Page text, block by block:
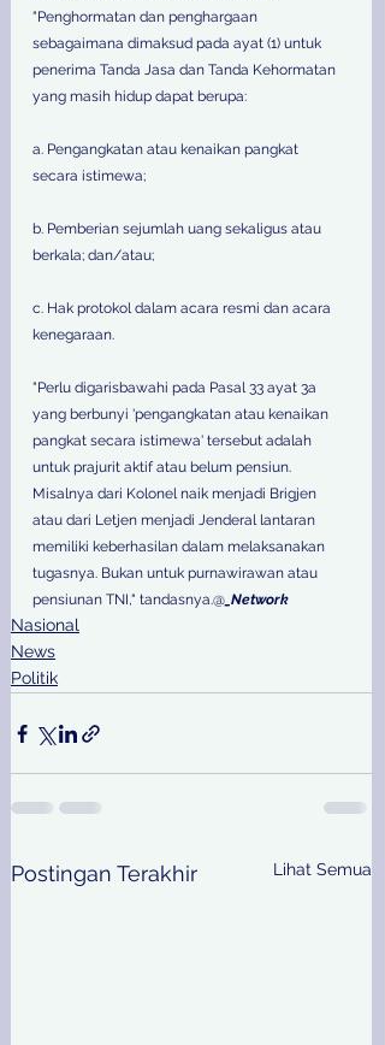
"Penghormatan dan penghargaan
sebagaimana dimaksud pada ayat (1) untuk
penerima Tanda Jasa dan Tanda Kehormatan
yang masih hidup dapat berupa:
a. Pengangkatan atau kenaikan pangkat
secara istimewa;
b. Pemberian sejumlah uang sekaligus atau
berkala; dan/atau;
c. Hak protokol dalam acara resmi dan acara
kenegaraan.
"Perlu digarisbawahi pada Pasal 33 ayat 3a
yang berbunyi 'pengangkatan atau kenaikan
pangkat secara istimewa' tersebut adalah
untuk prajurit aktif atau belum pensiun.
Misalnya dari Kolonel naik menjadi Brigjen
atau dari Letjen menjadi Jenderal lantaran
memiliki keberhasilan dalam melaksanakan
tugasnya. Bukan untuk purnawirawan atau
pensiunan TNI," tandasnya.@ _Network
Nasional
News
Politik
Postingan Terakhir Lihat Semua